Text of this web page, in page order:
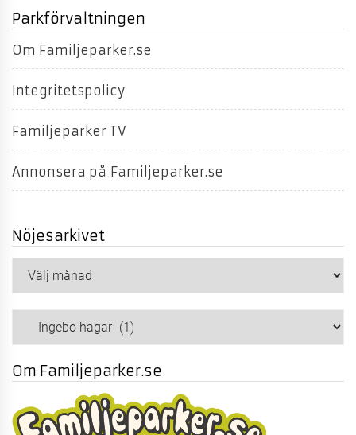
Parkförvaltningen
Om Familjeparker.se
Integritetspolicy
Familjeparker TV
Annonsera på Familjeparker.se
Nöjesarkivet
Nöjesarkivet
Om Familjeparker.se